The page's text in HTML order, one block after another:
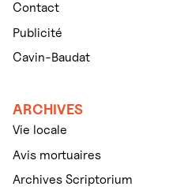
Contact
Publicité
Cavin-Baudat
ARCHIVES
Vie locale
Avis mortuaires
Archives Scriptorium